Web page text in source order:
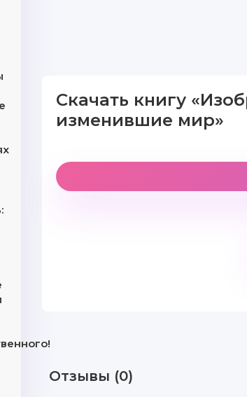
Скачать книгу
изменившие мир»
Отзывы (0)